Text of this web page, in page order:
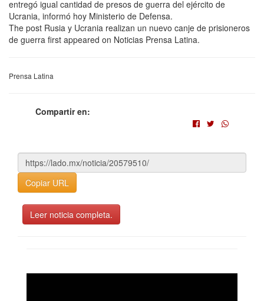
entregó igual cantidad de presos de guerra del ejército de
Ucrania, informó hoy Ministerio de Defensa.
The post Rusia y Ucrania realizan un nuevo canje de prisioneros
de guerra first appeared on Noticias Prensa Latina.
Prensa Latina
Compartir en:
Copiar URL
Leer noticia completa.